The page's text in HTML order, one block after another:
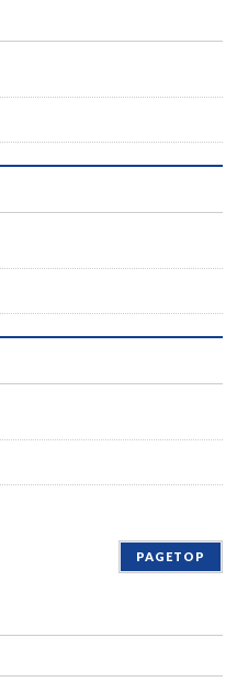
PAGETOP